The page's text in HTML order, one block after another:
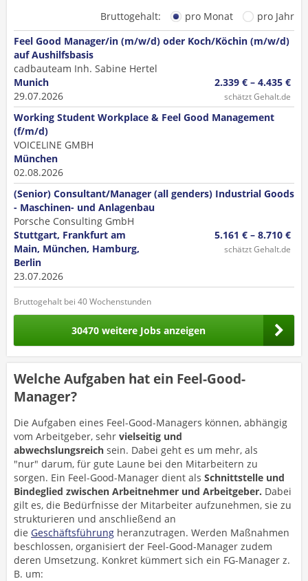
Bruttogehalt: pro Monat
pro Jahr
Feel Good Manager/in (m/w/d) oder Koch/Köchin (m/w/d)
auf Aushilfsbasis
cadbauteam Inh. Sabine Hertel
Munich
29.07.2026
2.339 € – 4.435 €
schätzt Gehalt.de
Working Student Workplace & Feel Good Management
(f/m/d)
VOICELINE GMBH
München
02.08.2026
(Senior) Consultant/Manager (all genders) Industrial Goods
- Maschinen- und Anlagenbau
Porsche Consulting GmbH
Stuttgart, Frankfurt am
Main, München, Hamburg,
Berlin
23.07.2026
5.161 € – 8.710 €
schätzt Gehalt.de
Bruttogehalt bei 40 Wochenstunden
30470 weitere Jobs anzeigen
Welche Aufgaben hat ein Feel-Good-
Manager?
Die Aufgaben eines Feel-Good-Managers können, abhängig
vom Arbeitgeber, sehr vielseitig und
abwechslungsreich sein. Dabei geht es um mehr, als
"nur" darum, für gute Laune bei den Mitarbeitern zu
sorgen. Ein Feel-Good-Manager dient als Schnittstelle und
Bindeglied zwischen Arbeitnehmer und Arbeitgeber. Dabei
gilt es, die Bedürfnisse der Mitarbeiter aufzunehmen, sie zu
strukturieren und anschließend an
die Geschäftsführung heranzutragen. Werden Maßnahmen
beschlossen, organisiert der Feel-Good-Manager zudem
deren Umsetzung. Konkret kümmert sich ein FG-Manager z.
B. um: